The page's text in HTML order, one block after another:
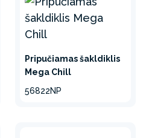
Pripučiamas šakldiklis
Mega Chill
56822NP